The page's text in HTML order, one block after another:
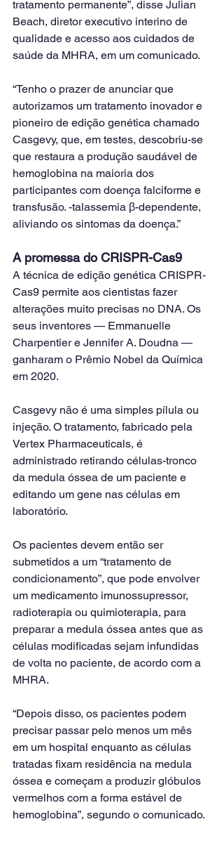
tratamento permanente”, disse Julian
Beach, diretor executivo interino de
qualidade e acesso aos cuidados de
saúde da MHRA, em um comunicado.
“Tenho o prazer de anunciar que
autorizamos um tratamento inovador e
pioneiro de edição genética chamado
Casgevy, que, em testes, descobriu-se
que restaura a produção saudável de
hemoglobina na maioria dos
participantes com doença falciforme e
transfusão. -talassemia β-dependente,
aliviando os sintomas da doença.”
A promessa do CRISPR-Cas9
A técnica de edição genética CRISPR-
Cas9 permite aos cientistas fazer
alterações muito precisas no DNA. Os
seus inventores — Emmanuelle
Charpentier e Jennifer A. Doudna —
ganharam o Prêmio Nobel da Química
em 2020.
Casgevy não é uma simples pílula ou
injeção. O tratamento, fabricado pela
Vertex Pharmaceuticals, é
administrado retirando células-tronco
da medula óssea de um paciente e
editando um gene nas células em
laboratório.
Os pacientes devem então ser
submetidos a um “tratamento de
condicionamento”, que pode envolver
um medicamento imunossupressor,
radioterapia ou quimioterapia, para
preparar a medula óssea antes que as
células modificadas sejam infundidas
de volta no paciente, de acordo com a
MHRA.
“Depois disso, os pacientes podem
precisar passar pelo menos um mês
em um hospital enquanto as células
tratadas fixam residência na medula
óssea e começam a produzir glóbulos
vermelhos com a forma estável de
hemoglobina”, segundo o comunicado.